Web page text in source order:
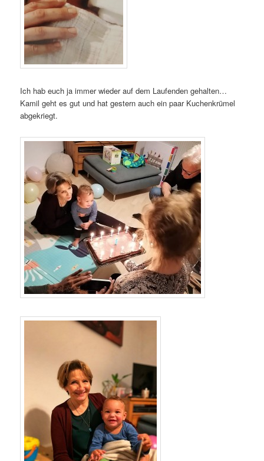
Ich hab euch ja immer wieder auf dem Laufenden gehalten…
Kamil geht es gut und hat gestern auch ein paar Kuchenkrümel
abgekriegt.